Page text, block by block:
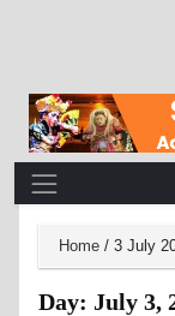
Main
Home / 3 July
Day: July 3,